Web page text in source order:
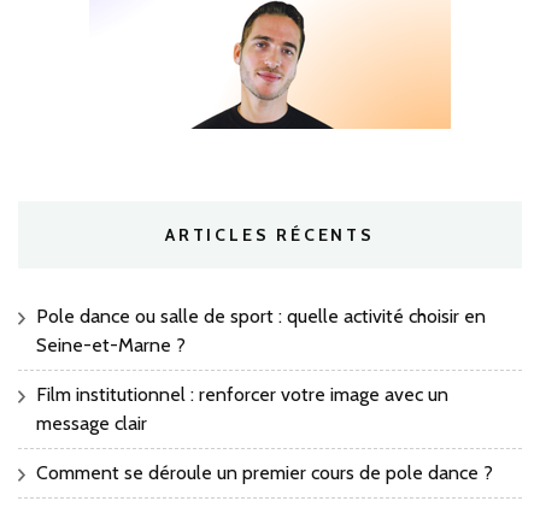
ARTICLES RÉCENTS
Pole dance ou salle de sport : quelle activité choisir en
Seine-et-Marne ?
Film institutionnel : renforcer votre image avec un
message clair
Comment se déroule un premier cours de pole dance ?